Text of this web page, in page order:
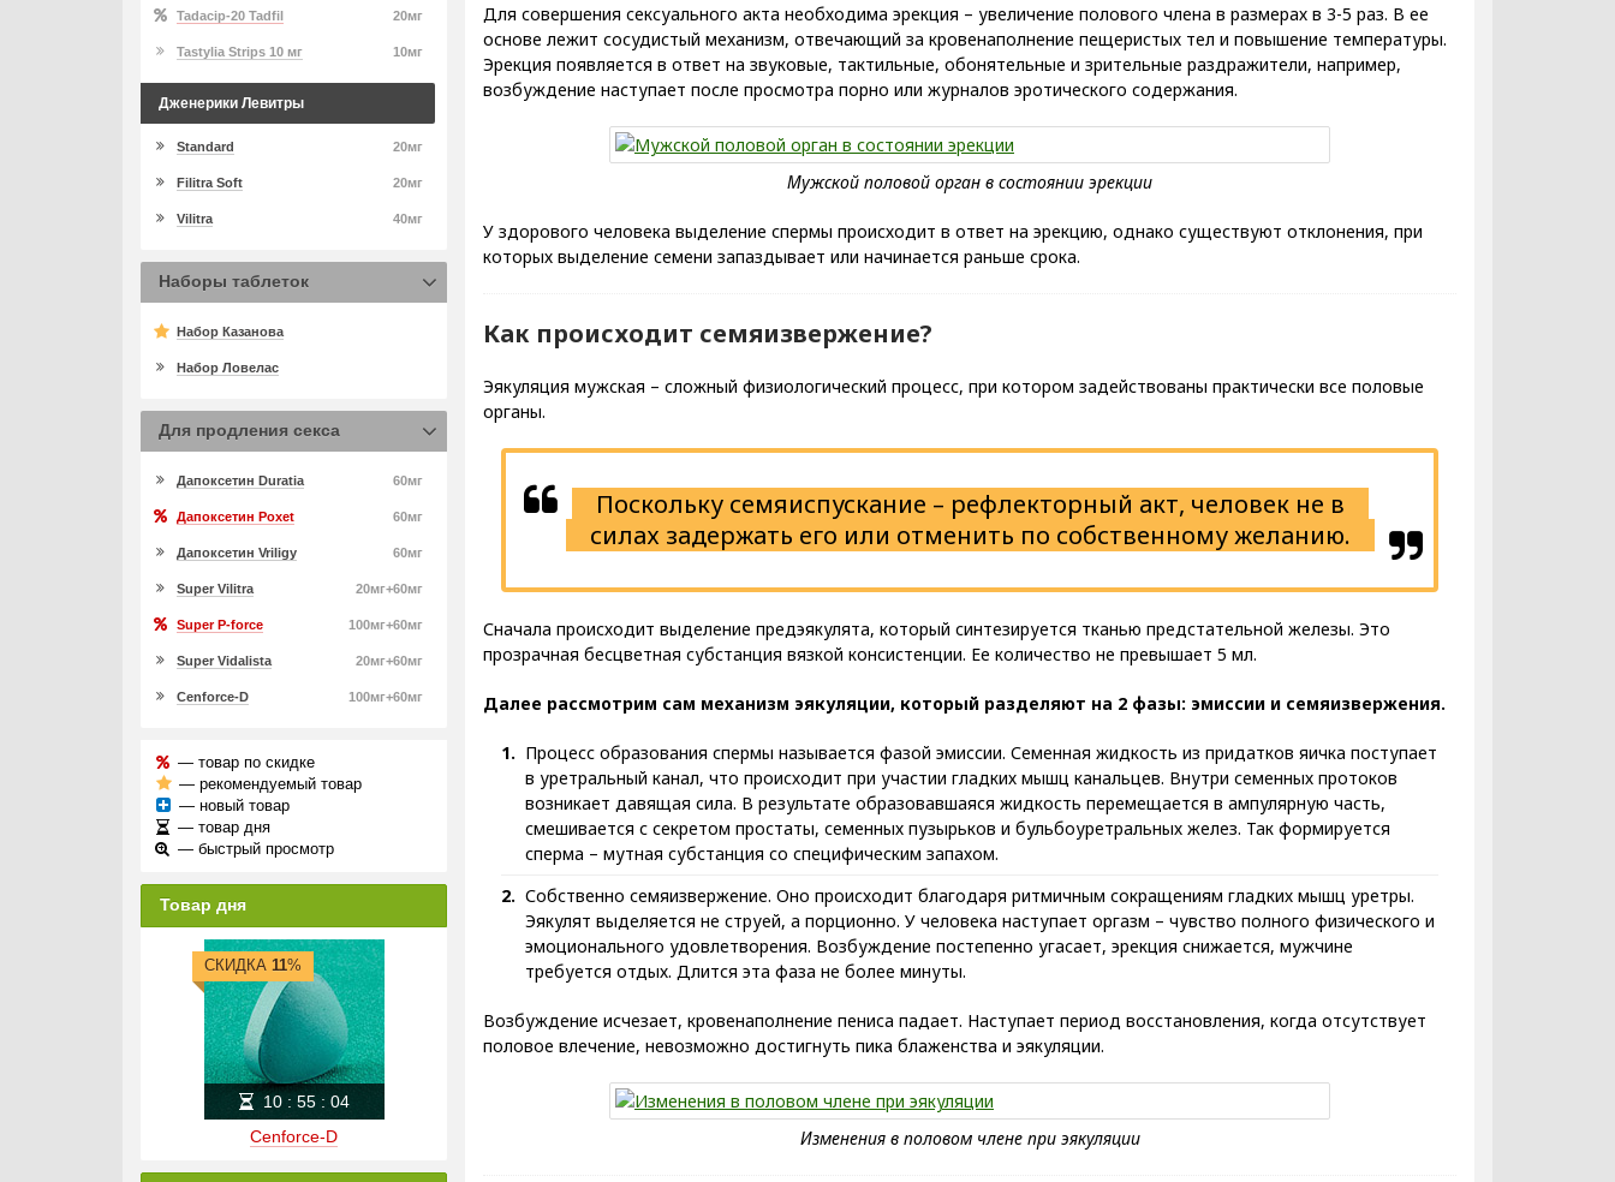
Для совершения сексуального акта необходима эрекция – увеличение полового члена в размерах в 3-5 раз. В ее
основе лежит сосудистый механизм, отвечающий за кровенаполнение пещеристых тел и повышение температуры.
Эрекция появляется в ответ на звуковые, тактильные, обонятельные и зрительные раздражители, например,
возбуждение наступает после просмотра порно или журналов эротического содержания.
У здорового человека выделение спермы происходит в ответ на эрекцию, однако существуют отклонения, при
которых выделение семени запаздывает или начинается раньше срока.
Как происходит семяизвержение?
Эякуляция мужская – сложный физиологический процесс, при котором задействованы практически все половые
органы.
Поскольку семяиспускание – рефлекторный акт, человек не в
силах задержать его или отменить по собственному желанию.
Сначала происходит выделение предэякулята, который синтезируется тканью предстательной железы. Это
прозрачная бесцветная субстанция вязкой консистенции. Ее количество не превышает 5 мл.
Далее рассмотрим сам механизм эякуляции, который разделяют на 2 фазы: эмиссии и семяизвержения.
Процесс образования спермы называется фазой эмиссии. Семенная жидкость из придатков яичка поступает
в уретральный канал, что происходит при участии гладких мышц канальцев. Внутри семенных протоков
возникает давящая сила. В результате образовавшаяся жидкость перемещается в ампулярную часть,
смешивается с секретом простаты, семенных пузырьков и бульбоуретральных желез. Так формируется
сперма – мутная субстанция со специфическим запахом.
Собственно семяизвержение. Оно происходит благодаря ритмичным сокращениям гладких мышц уретры.
Эякулят выделяется не струей, а порционно. У человека наступает оргазм – чувство полного физического и
эмоционального удовлетворения. Возбуждение постепенно угасает, эрекция снижается, мужчине
требуется отдых. Длится эта фаза не более минуты.
Возбуждение исчезает, кровенаполнение пениса падает. Наступает период восстановления, когда отсутствует
половое влечение, невозможно достигнуть пика блаженства и эякуляции.
20мг
Tadacip-20 Tadfil
10мг
Tastylia Strips 10 мг
Дженерики Левитры
20мг
Standard
20мг
Filitra Soft
40мг
Vilitra
Наборы таблеток
Набор Казанова
Набор Ловелас
Для продления секса
60мг
Дапоксетин Duratia
60мг
Дапоксетин Poxet
60мг
Дапоксетин Vriligy
20мг+60мг
Super Vilitra
100мг+60мг
Super P-force
20мг+60мг
Super Vidalista
100мг+60мг
Cenforce-D
— товар по скидке
— рекомендуемый товар
— новый товар
— товар дня
— быстрый просмотр
Товар дня
Cenforce-D
СКИДКА 11%
10: 55: 03